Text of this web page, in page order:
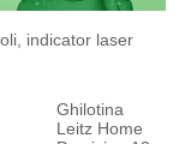
indicator laser
Ghilotina
Leitz Home